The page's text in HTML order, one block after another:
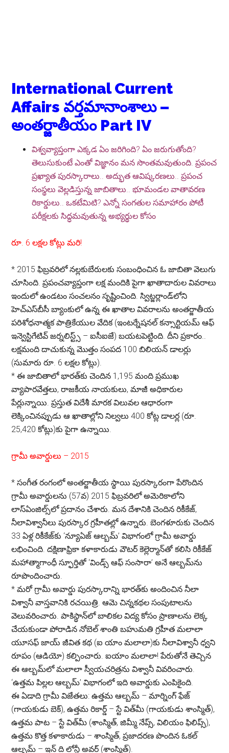
International Current
Affairs వ‌ర్త‌మానాంశాలు –
అంత‌ర్జాతీయం Part IV
విశ్వవ్యాప్తంగా ఎక్కడ ఏం జరిగింది? ఏం జరుగుతోంది?
తెలుసుకుంటే ఎంతో విజ్ఞానం మన సొంతమవుతుంది. ప్రపంచ
ప్రఖ్యాత పురస్కారాలు.. అద్భుత ఆవిష్కరణలు.. ప్రపంచ
సంస్థలు వెల్లడిస్తున్న జాబితాలు.. భూమండల వాతావరణ
రికార్డులు.. ఒకటేమిటి? ఎన్నో సంగతుల సమాహారం పోటీ
పరీక్షలకు సిద్ధమవుతున్న అభ్యర్థుల కోసం
రూ. 6 లక్షల కోట్లు మరి!
* 2015 ఫిబ్రవరిలో నల్లకుబేరులకు సంబంధించిన ఓ జాబితా వెలుగు
చూసింది. ప్రపంచవ్యాప్తంగా లక్ష మందికి పైగా ఖాతాదారుల వివరాలు
ఇందులో ఉండటం సంచలనం సృష్టించింది. స్విట్జర్లాండ్‌లోని
హెచ్ఎస్‌బీసీ బ్యాంకులో ఉన్న ఈ ఖాతాల వివరాలను అంతర్జాతీయ
పరిశోధనాత్మక పాత్రికేయుల వేదిక (ఇంటర్నేషనల్ కన్సార్టియమ్ ఆఫ్
ఇన్వెస్టిగేటివ్ జర్నలిస్ట్స్ – ఐసీఐజే) బయటపెట్టింది. దీని ప్రకారం..
లక్షమంది దాచుకున్న మొత్తం సంపద 100 బిలియన్ డాలర్లు
(సుమారు రూ. 6 లక్షల కోట్లు).
* ఈ జాబితాలో భారత్‌కు చెందిన 1,195 మంది ప్రముఖ
వ్యాపారవేత్తలు, రాజకీయ నాయకులు, మాజీ అధికారుల
పేర్లున్నాయి. ప్రస్తుత విదేశీ మారక విలువల ఆధారంగా
లెక్కించినప్పుడు ఆ ఖాతాల్లోని నిల్వలు 400 కోట్ల డాలర్ల (రూ.
25,420 కోట్లు)కు పైగా ఉన్నాయి.
గ్రామీ అవార్డులు – 2015
* సంగీత రంగంలో అంతర్జాతీయ స్థాయి పురస్కారంగా పేరొందిన
గ్రామీ అవార్డులను (57వ) 2015 ఫిబ్రవరిలో అమెరికాలోని
లాస్ఏంజిల్స్‌లో ప్రదానం చేశారు. మన దేశానికి చెందిన రికీకేజ్,
నీలావిశ్వానీలు పురస్కార గ్రహీతల్లో ఉన్నారు. బెంగళూరుకు చెందిన
33 ఏళ్ల రికీకేజ్‌కు ‘న్యూఏజ్ ఆల్బమ్’ విభాగంలో గ్రామీ అవార్డు
లభించింది. దక్షిణాఫ్రికా కళాకారుడు వౌటర్ కెల్లెర్మాన్‌తో కలిసి రికీకేజ్
మహాత్మాగాంధీ స్ఫూర్తితో ‘విండ్స్ ఆఫ్ సంసారా’ అనే ఆల్బమ్‌ను
రూపొందించారు.
* మరో గ్రామీ అవార్డు పురస్కారాన్ని భారత్‌కు అందించిన నీలా
విశ్వానీ వాస్తవానికి రచయిత్రి. ఆమె చిన్నకథల సంపుటాలను
వెలువరించారు. పాకిస్థాన్‌లో బాలికల విద్య కోసం ప్రాణాలను లెక్క
చేయకుండా పోరాడిన నోబెల్ శాంతి బహుమతి గ్రహీత మలాలా
యూసఫ్ జాయ్ జీవిత కథ (ఐ యాం మలాలా)కు నీలావిశ్వానీ ధ్వని
రూపం (ఆడియో) కల్పించారు. ఐయాం మలాలా! పేరుతోనే తెచ్చిన
ఈ ఆల్బమ్‌లో మలాలా స్వీయచరిత్రను విశ్వానీ వివరించారు.
‘ఉత్తమ పిల్లల ఆల్బమ్’ విభాగంలో ఇది అవార్డుకు ఎంపికైంది.
ఈ ఏడాది గ్రామీ విజేతలు: ఉత్తమ ఆల్బమ్ – మార్నింగ్ ఫేజ్
(గాయకుడు బెక్), ఉత్తమ రికార్డ్ – స్టే విత్‌మీ (గాయకుడు శాంస్మిత్),
ఉత్తమ పాట – స్టే విత్‌మీ (శాంస్మిత్, జిమ్మీ నేప్స్, విలియం ఫిలిప్స్),
ఉత్తమ కొత్త కళాకారుడు – శాంస్మిత్, ప్రజాదరణ పొందిన ఓకల్
ఆల్బమ్ – ఇన్ ది లోన్లీ అవర్ (శాంస్మిత్).